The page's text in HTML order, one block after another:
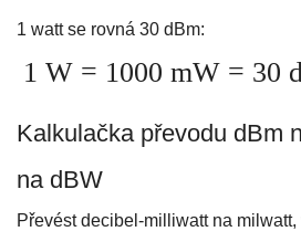
1 watt se rovná 30 dBm:
1 W = 1000 mW = 30
Kalkulačka převodu dBm
na dBW
Převést decibel-milliwatt na